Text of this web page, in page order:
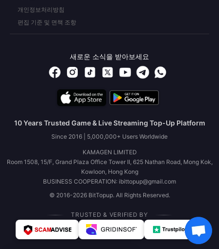
개인정보처리방침
편집 기준 및 면책 조항
새로운 소식을 받아보세요
10 Years Trusted Game & Live Streaming Top-Up Platform
Since 2016 | 5,000,000+ Users Worldwide
KAMAGEN LIMITED
Room 1508, 15/F, Grand Plaza Office Tower II, 625 Nathan Road, Mong Kok,
Kowloon, Hong Kong
BUSINESS COOPERATION: ibittopup@gmail.com
© 2016-2026 BitTopup. All Rights Reserved.
TRUSTED & VERIFIED BY